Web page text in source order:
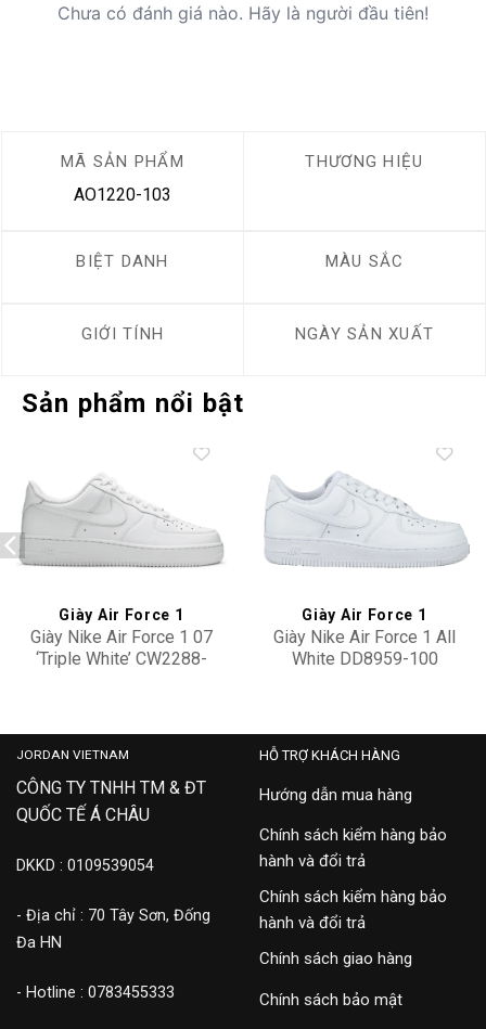
Chưa có đánh giá nào. Hãy là người đầu tiên!
MÃ SẢN PHẨM
AO1220-103
THƯƠNG HIỆU
BIỆT DANH MÀU SẮC
GIỚI TÍNH NGÀY SẢN XUẤT
Sản phẩm nổi bật
Add to
wishlist
Giày Air Force 1
Giày Nike Air Force 1 07
‘Triple White’ CW2288-
Add to
Giày Air Force 1
Giày Nike Air Force 1 All
White DD8959-100
JORDAN VIETNAM
CÔNG TY TNHH TM & ĐT
QUỐC TẾ Á CHÂU
DKKD : 0109539054
- Địa chỉ : 70 Tây Sơn, Đống
Đa HN
- Hotline : 0783455333
HỖ TRỢ KHÁCH HÀNG
Hướng dẫn mua hàng
Chính sách kiểm hàng bảo
hành và đổi trả
Chính sách kiểm hàng bảo
hành và đổi trả
Chính sách giao hàng
Chính sách bảo mật